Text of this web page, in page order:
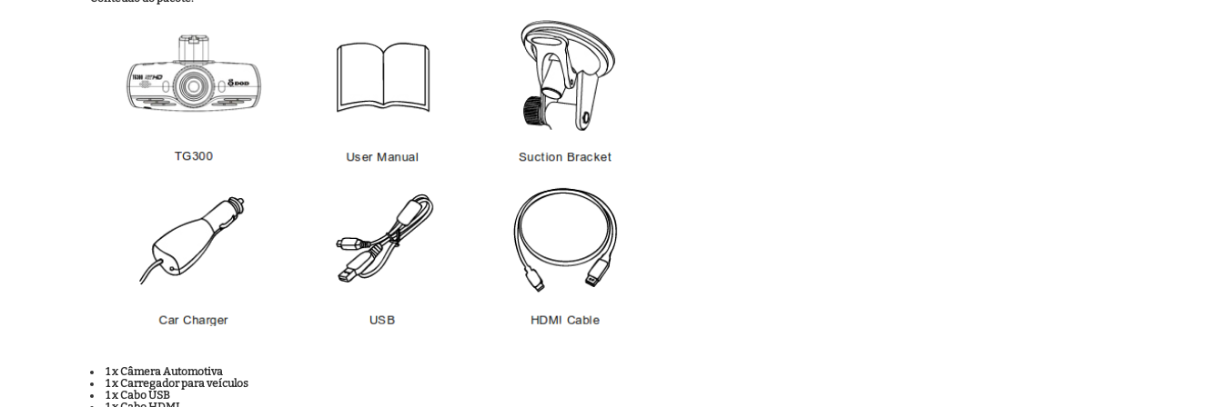
1 x Câmera Automotiva
1 x Carregador para veículos
1 x Cabo USB